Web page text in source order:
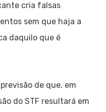
cria falsas
sem que haja a
daquilo que é
de que, em
do STF resultará em